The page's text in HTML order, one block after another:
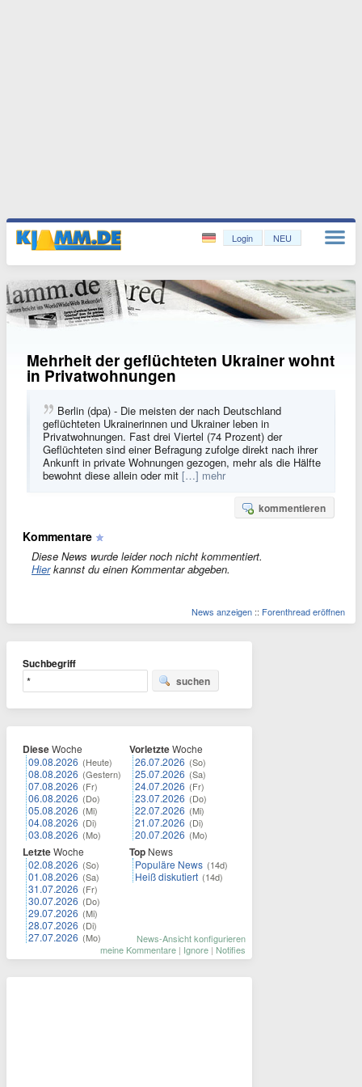
Login NEU
Mehrheit der geflüchteten Ukrainer wohnt
in Privatwohnungen
Berlin (dpa) - Die meisten der nach Deutschland
geflüchteten Ukrainerinnen und Ukrainer leben in
Privatwohnungen. Fast drei Viertel (74 Prozent) der
Geflüchteten sind einer Befragung zufolge direkt nach ihrer
Ankunft in private Wohnungen gezogen, mehr als die Hälfte
bewohnt diese allein oder mit […] mehr
kommentieren
Kommentare
Diese News wurde leider noch nicht kommentiert.
Hierkannst du einen Kommentar abgeben.
News anzeigen :: Forenthread eröffnen
Suchbegriff
suchen
DieseWoche
09.08.2026 (Heute)
08.08.2026 (Gestern)
07.08.2026 (Fr)
06.08.2026 (Do)
05.08.2026 (Mi)
04.08.2026 (Di)
03.08.2026 (Mo)
LetzteWoche
02.08.2026 (So)
01.08.2026 (Sa)
31.07.2026 (Fr)
30.07.2026 (Do)
29.07.2026 (Mi)
28.07.2026 (Di)
27.07.2026 (Mo)
VorletzteWoche
26.07.2026 (So)
25.07.2026 (Sa)
24.07.2026 (Fr)
23.07.2026 (Do)
22.07.2026 (Mi)
21.07.2026 (Di)
20.07.2026 (Mo)
Top News
Populäre News (14d)
Heiß diskutiert (14d)
News-Ansicht konfigurieren
meine Kommentare | Ignore | Notifies